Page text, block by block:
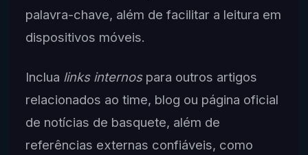
palavra-chave, além de facilitar a leitura em
dispositivos móveis.
Inclua links internospara outros artigos
relacionados ao time, blog ou página oficial
de notícias de basquete, além de
referências externas confiáveis, como